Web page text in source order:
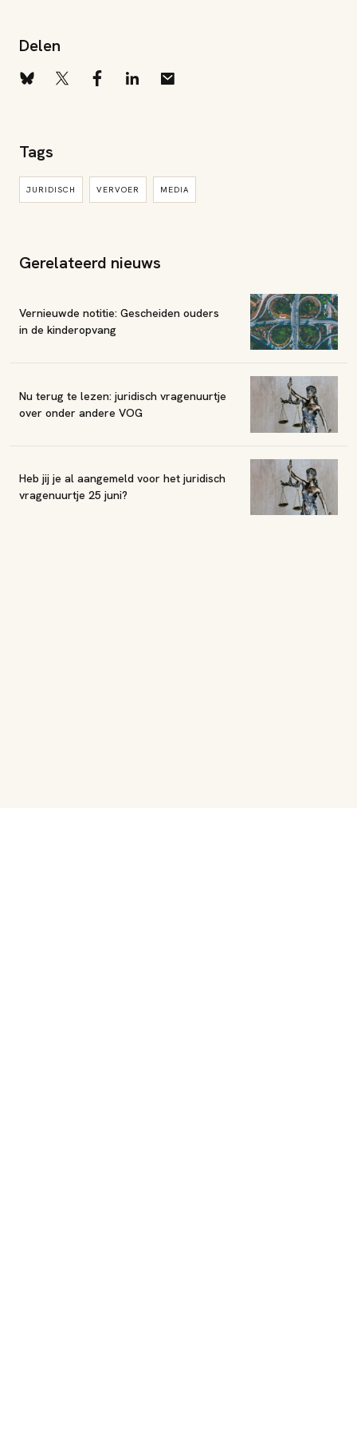
Delen
Tags
JURIDISCH VERVOER MEDIA
Gerelateerd nieuws
Vernieuwde notitie: Gescheiden ouders
in de kinderopvang
Nu terug te lezen: juridisch vragenuurtje
over onder andere VOG
Heb jij je al aangemeld voor het juridisch
vragenuurtje 25 juni?